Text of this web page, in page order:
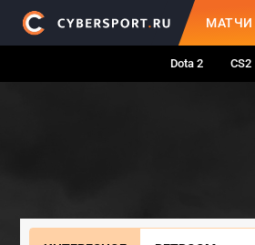
МАТЧИ
Dota 2 CS2